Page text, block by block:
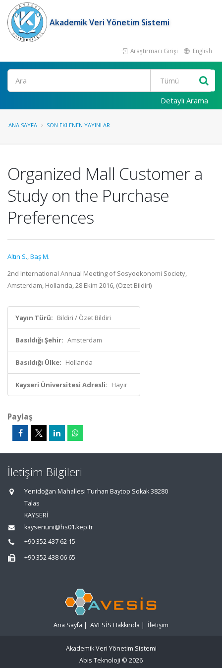
Akademik Veri Yönetim Sistemi
Araştırmacı Girişi English
Ara
Detaylı Arama
ANA SAYFA SON EKLENEN YAYINLAR
Organized Mall Customer a
Study on the Purchase
Preferences
Altın S.,Baş M.
2nd International Annual Meeting of Sosyoekonomi Society,
Amsterdam, Hollanda, 28 Ekim 2016, (Özet Bildiri)
Yayın Türü: Bildiri / Özet Bildiri
Basıldığı Şehir: Amsterdam
Basıldığı Ülke: Hollanda
Kayseri Üniversitesi Adresli: Hayır
Paylaş
İletişim Bilgileri
Yenidoğan Mahallesi Turhan Baytop Sokak 38280
Talas
KAYSERİ
kayseriuni@hs01.kep.tr
+90 352 437 62 15
+90 352 438 06 65
Ana Sayfa | AVESİS Hakkında | İletişim
Akademik Veri Yönetim Sistemi
Abis Teknoloji © 2026